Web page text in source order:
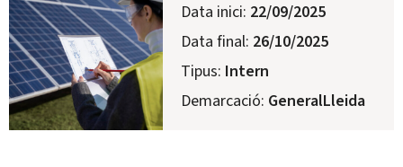
Data inici: 22/09/2025
Data final: 26/10/2025
Tipus: Intern
Demarcació: GeneralLleida